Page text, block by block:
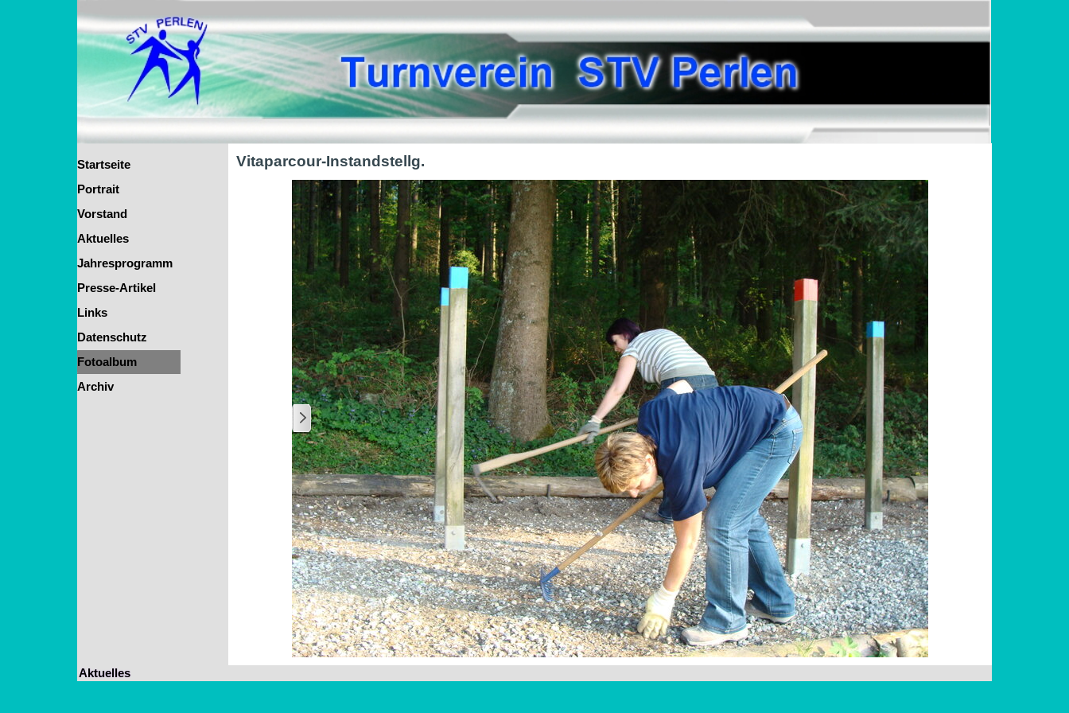
Menü überspringen
Startseite
Portrait
Vorstand
Aktuelles
Jahresprogramm
Presse-Artikel
Links
Datenschutz
Fotoalbum
Archiv
Vitaparcour-Instandstellg.
1/8
Aktuelles